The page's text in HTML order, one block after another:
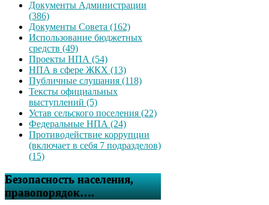
Документы Администрации
(386)
Документы Совета (162)
Использование бюджетных
средств (49)
Проекты НПА (54)
НПА в сфере ЖКХ (13)
Публичные слушания (118)
Тексты официальных
выступлений (5)
Устав сельского поселения (22)
Федеральные НПА (24)
Противодействие коррупции
(включает в себя 7 подразделов)
(15)
Безопасность населения,
правопорядок….